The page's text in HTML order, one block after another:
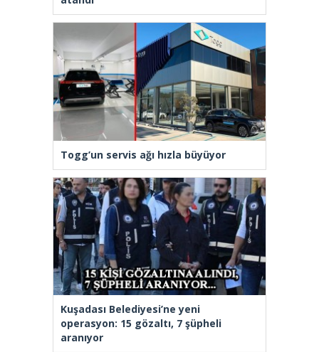
Togg’un servis ağı hızla büyüyor
Kuşadası Belediyesi’ne yeni
operasyon: 15 gözaltı, 7 şüpheli
aranıyor